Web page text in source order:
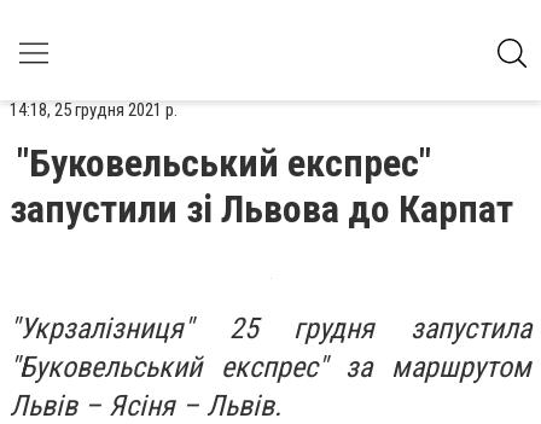
14:18, 25 грудня 2021 р.
"Буковельський експрес"
запустили зі Львова до Карпат
"Укрзалізниця" 25 грудня запустила
"Буковельський експрес" за маршрутом
Львів – Ясіня – Львів.